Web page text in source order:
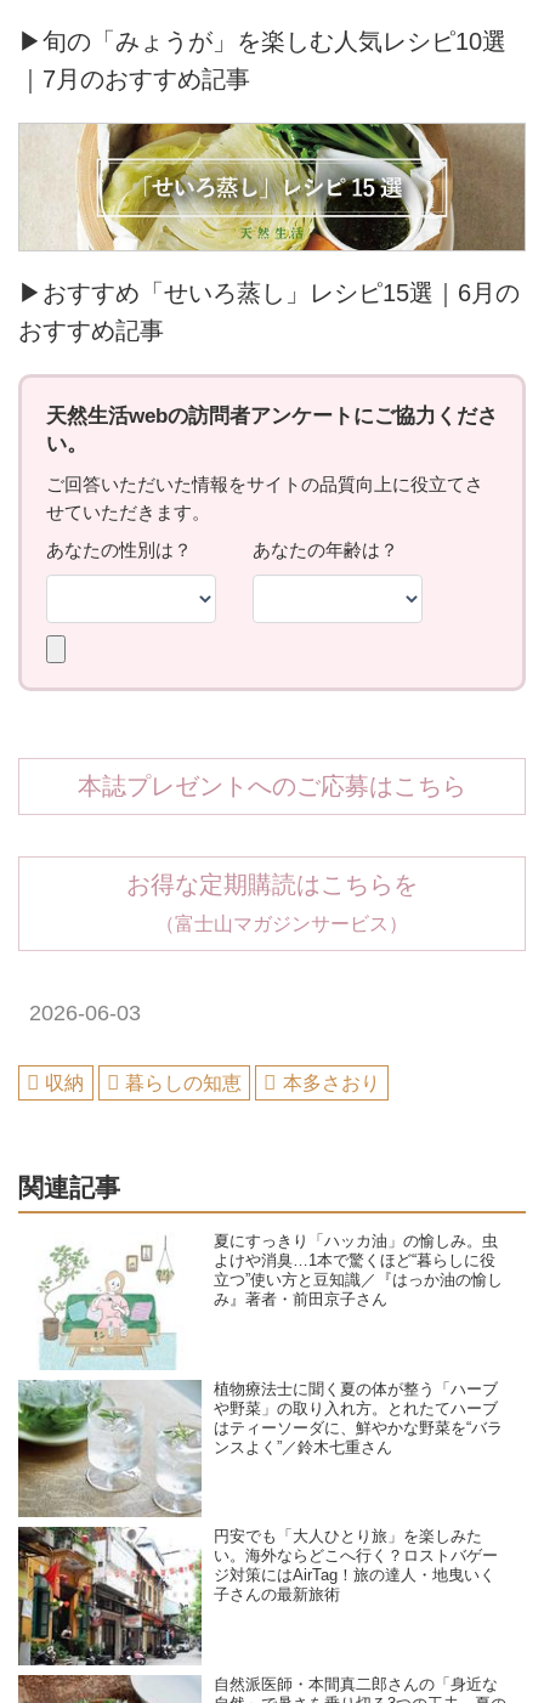
▶旬の「みょうが」を楽しむ人気レシピ10選
｜7月のおすすめ記事
▶おすすめ「せいろ蒸し」レシピ15選｜6月の
おすすめ記事
本誌プレゼントへのご応募はこちら
お得な定期購読はこちらを
（富士山マガジンサービス）
2026-06-03
収納 暮らしの知恵 本多さおり
関連記事
夏にすっきり「ハッカ油」の愉しみ。虫
よけや消臭…1本で驚くほど“暮らしに役
立つ”使い方と豆知識／『はっか油の愉し
み』著者・前田京子さん
植物療法士に聞く夏の体が整う「ハーブ
や野菜」の取り入れ方。とれたてハーブ
はティーソーダに、鮮やかな野菜を“バラ
ンスよく”／鈴木七重さん
円安でも「大人ひとり旅」を楽しみた
い。海外ならどこへ行く？ロストバゲー
ジ対策にはAirTag！旅の達人・地曳いく
子さんの最新旅術
自然派医師・本間真二郎さんの「身近な